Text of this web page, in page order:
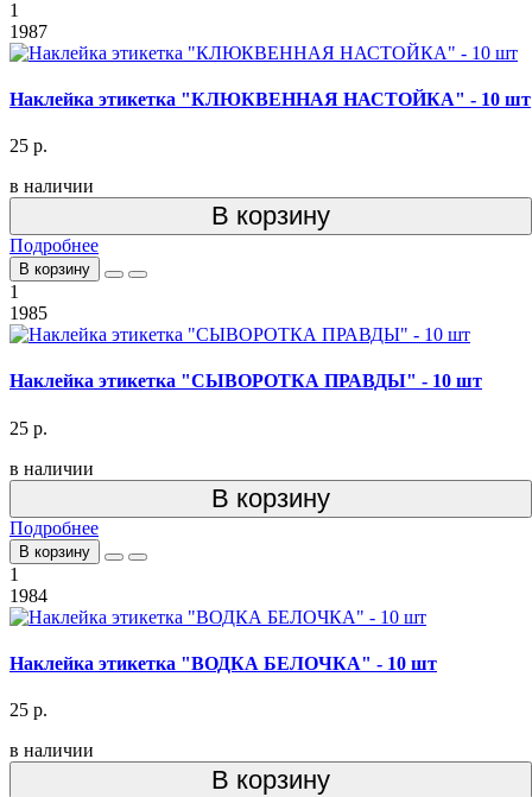
1
1987
Наклейка этикетка "КЛЮКВЕННАЯ НАСТОЙКА" - 10 шт
25 р.
в наличии
В корзину
Подробнее
В корзину
1
1985
Наклейка этикетка "СЫВОРОТКА ПРАВДЫ" - 10 шт
25 р.
в наличии
В корзину
Подробнее
В корзину
1
1984
Наклейка этикетка "ВОДКА БЕЛОЧКА" - 10 шт
25 р.
в наличии
В корзину